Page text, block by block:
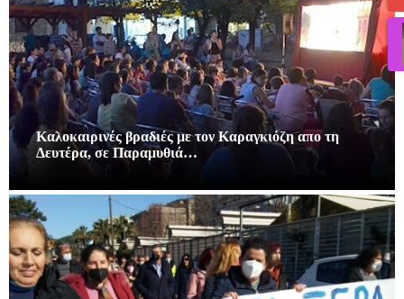
Καλοκαιρινές βραδιές με τον Καραγκιόζη απο τη
Δευτέρα, σε Παραμυθιά…